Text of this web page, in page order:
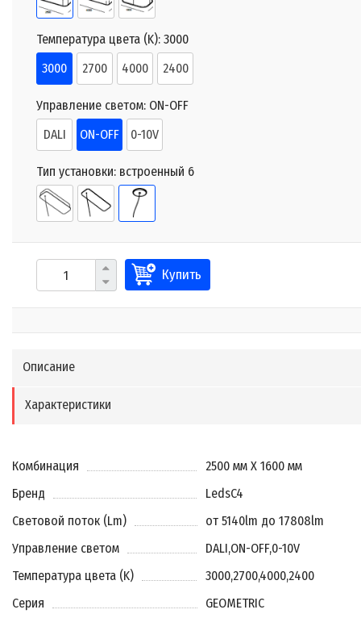
Температура цвета (K): 3000
3000
2700 4000 2400
Управление светом: ON-OFF
DALI
ON-OFF 0-10V
Тип установки: встроенный 6
Купить
Описание
Характеристики
Комбинация
2500 мм X 1600 мм
Бренд
LedsC4
Световой поток (Lm)
от 5140lm до 17808lm
Управление светом
DALI,ON-OFF,0-10V
Температура цвета (K)
3000,2700,4000,2400
Серия
GEOMETRIC